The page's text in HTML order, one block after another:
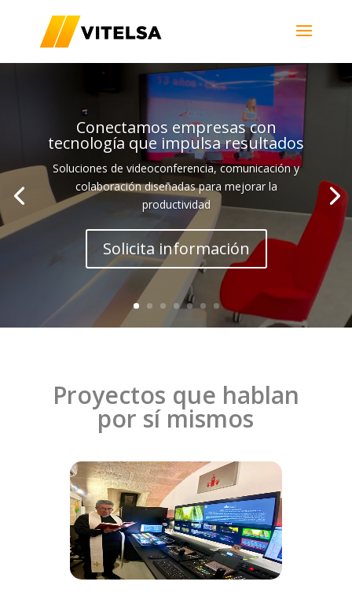
Conectamos empresas con
tecnología que impulsa resultados
Soluciones de videoconferencia, comunicación y
colaboración diseñadas para mejorar la
productividad
Solicita información
Video
Player
Proyectos que hablan
por sí mismos